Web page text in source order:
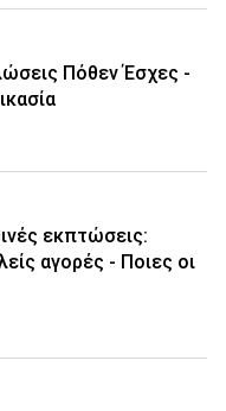
Πόθεν Έσχες -
εκπτώσεις:
αγορές - Ποιες οι